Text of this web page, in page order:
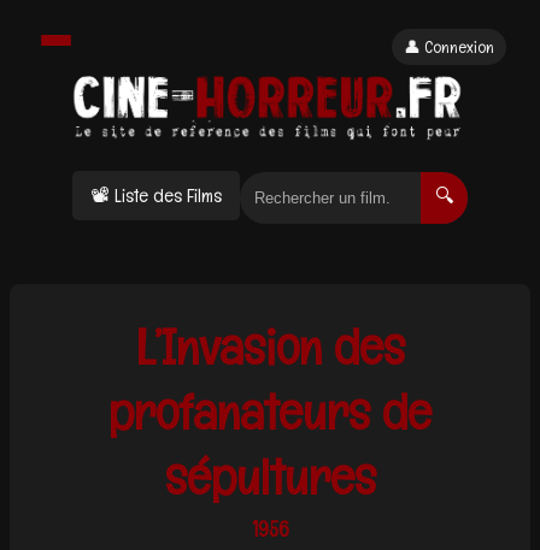
📽 Liste des Films 🔍
👤 Connexion
L’Invasion des
profanateurs de
sépultures
1956